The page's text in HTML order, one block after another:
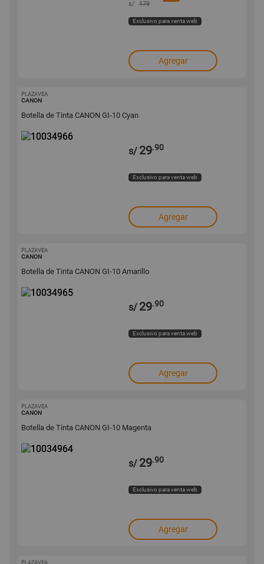
s/ 179
Exclusivo para venta web
Agregar
PLAZAVEA
CANON
Botella de Tinta CANON GI-10 Cyan
s/ 29.90
Exclusivo para venta web
Agregar
PLAZAVEA
CANON
Botella de Tinta CANON GI-10 Amarillo
s/ 29.90
Exclusivo para venta web
Agregar
PLAZAVEA
CANON
Botella de Tinta CANON GI-10 Magenta
s/ 29.90
Exclusivo para venta web
Agregar
PLAZAVEA